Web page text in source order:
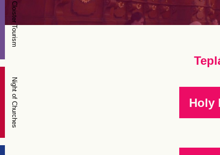
Holy
Cloister Tourism
Night of Churches